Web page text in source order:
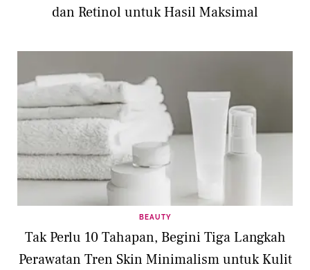
dan Retinol untuk Hasil Maksimal
BEAUTY
Tak Perlu 10 Tahapan, Begini Tiga Langkah
Perawatan Tren Skin Minimalism untuk Kulit